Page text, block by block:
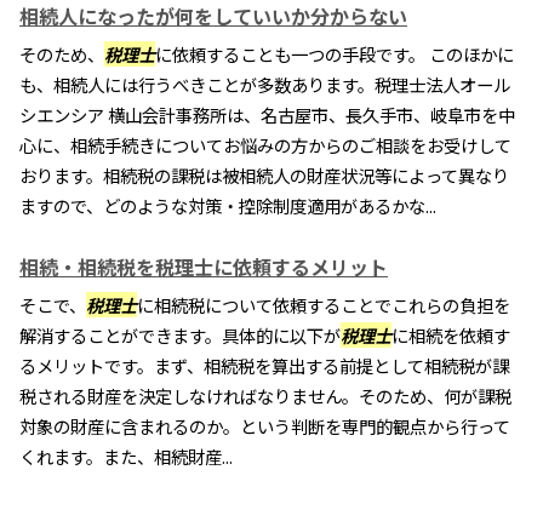
相続人になったが何をしていいか分からない
そのため、 税理士に依頼することも一つの手段です。 このほかに
も、相続人には行うべきことが多数あります。税理士法人オール
シエンシア 横山会計事務所は、名古屋市、長久手市、岐阜市を中
心に、相続手続きについてお悩みの方からのご相談をお受けして
おります。相続税の課税は被相続人の財産状況等によって異なり
ますので、どのような対策・控除制度適用があるかな...
相続・相続税を税理士に依頼するメリット
そこで、 税理士に相続税について依頼することでこれらの負担を
解消することができます。具体的に以下が税理士に相続を依頼す
るメリットです。まず、相続税を算出する前提として相続税が課
税される財産を決定しなければなりません。そのため、何が課税
対象の財産に含まれるのか。という判断を専門的観点から行って
くれます。また、相続財産...